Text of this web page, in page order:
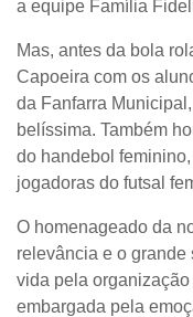
a equipe Família
Mas, antes da bola
Capoeira com os
da Fanfarra
belíssima. Também
do handebol
jogadoras do futsal
O homenageado da
relevância e o
vida pela
embargada pela